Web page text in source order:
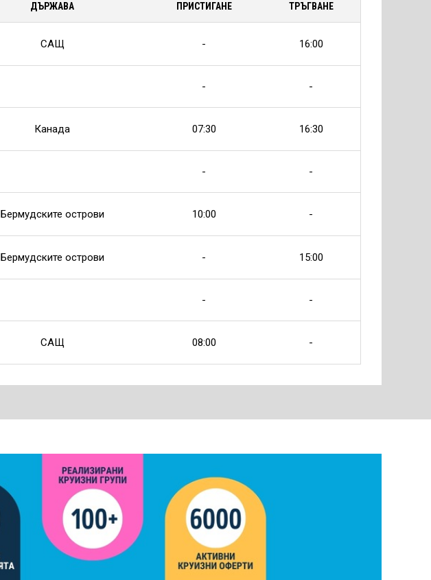
ДЪРЖАВА ПРИСТИГАНЕ ТРЪГВАНЕ
САЩ - 16:00
- -
Канада 07:30 16:30
- -
Бермудските острови 10:00 -
Бермудските острови - 15:00
- -
САЩ 08:00 -